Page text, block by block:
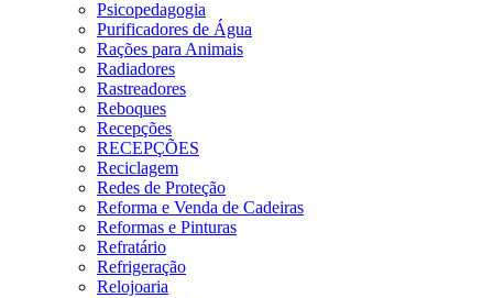
Psicopedagogia
Purificadores de Água
Rações para Animais
Radiadores
Rastreadores
Reboques
Recepções
RECEPÇÕES
Reciclagem
Redes de Proteção
Reforma e Venda de Cadeiras
Reformas e Pinturas
Refratário
Refrigeração
Relojoaria